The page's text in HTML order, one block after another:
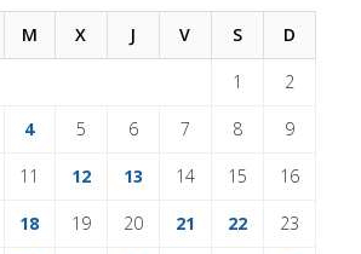
M X J V S D
1 2
4 5 6 7 8 9
11 12 13 14 15 16
18 19 20 21 22 23